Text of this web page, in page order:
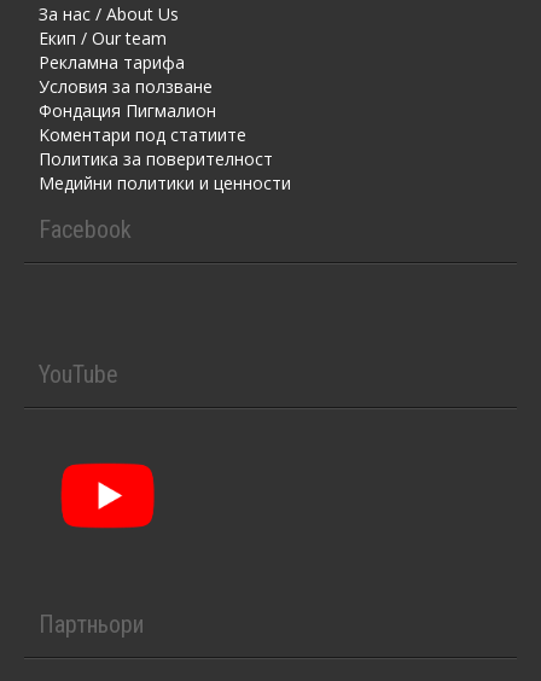
За нас / About Us
Екип / Our team
Рекламна тарифа
Условия за ползване
Фондация Пигмалион
Kоментaри под статиите
Политика за поверителност
Медийни политики и ценности
Facebook
YouTube
Партньори